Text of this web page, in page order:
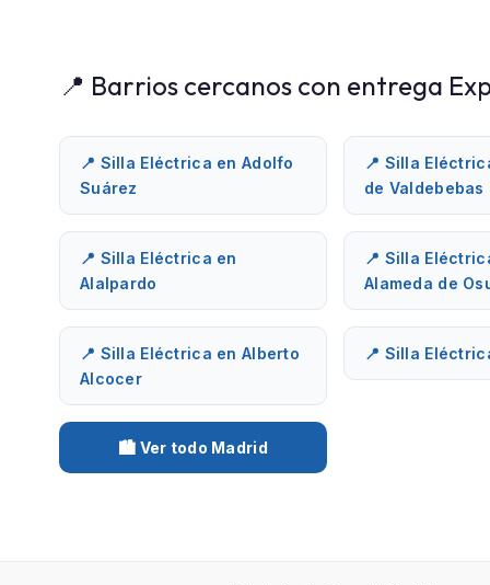
📍 Barrios cercanos con entrega
📍 Silla Eléctrica en Adolfo
Suárez
📍 Silla
de Valdebebas
📍 Silla Eléctrica en
Alalpardo
📍 Silla
Alameda de
📍 Silla Eléctrica en Alberto
Alcocer
📍 Silla
🏙️ Ver todo Madrid